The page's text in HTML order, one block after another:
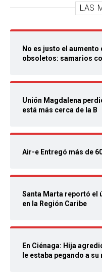
LAS
No es justo el aumento
obsoletos: samarios
Unión Magdalena
está más cerca de la B
Air-e Entregó más de
Santa Marta reportó el
en la Región Caribe
En Ciénaga: Hija
le estaba pegando a su